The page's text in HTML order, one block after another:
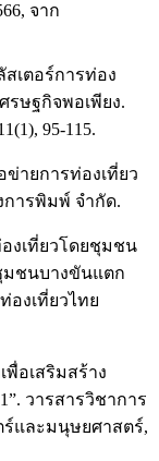
จาก
เตอร์การท่อง
ษฐกิจพอเพียง.
95-115.
ข่ายการท่องเที่ยว
ารพิมพ์ จำกัด.
งเที่ยวโดยชุมชน
มชนบางขันแตก
องเที่ยวไทย
อเสริมสร้าง
วารสารวิชาการ
ร์และมนุษยศาสตร์,